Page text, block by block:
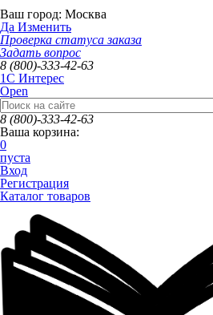
Ваш город: Москва
Да Изменить
Проверка статуса заказа
Задать вопрос
8 (800)-333-42-63
1C Интерес
Open
8 (800)-333-42-63
Ваша корзина:
0
пуста
Вход
Регистрация
Каталог товаров